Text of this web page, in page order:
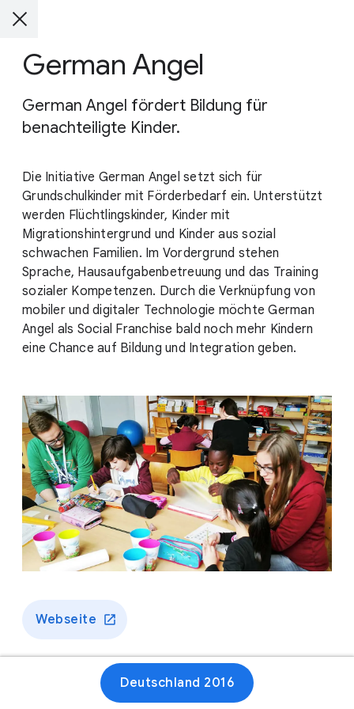
German Angel
German Angel fördert Bildung für
benachteiligte Kinder.
Die Initiative German Angel setzt sich für
Grundschulkinder mit Förderbedarf ein. Unterstützt
werden Flüchtlingskinder, Kinder mit
Migrationshintergrund und Kinder aus sozial
schwachen Familien. Im Vordergrund stehen
Sprache, Hausaufgabenbetreuung und das Training
sozialer Kompetenzen. Durch die Verknüpfung von
mobiler und digitaler Technologie möchte German
Angel als Social Franchise bald noch mehr Kindern
eine Chance auf Bildung und Integration geben.
Webseite
Deutschland 2016